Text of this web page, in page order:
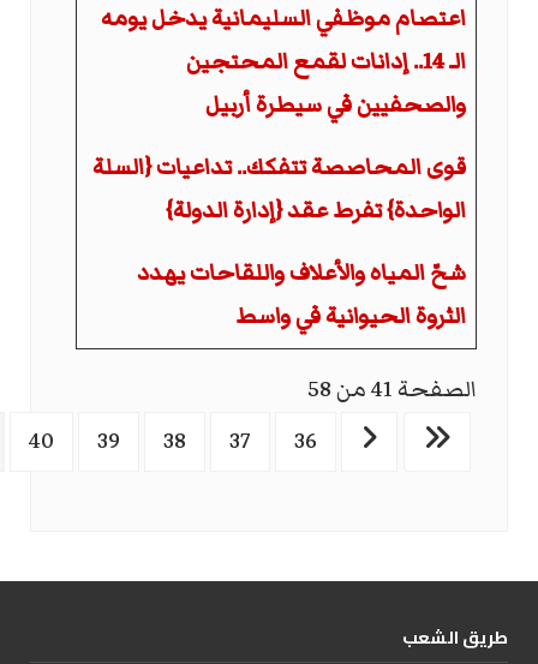
اعتصام موظفي السليمانية يدخل يومه
الـ 14.. إدانات لقمع المحتجين
والصحفيين في سيطرة أربيل
قوى المحاصصة تتفكك.. تداعيات {السلة
الواحدة} تفرط عقد {إدارة الدولة}
شحّ المياه والأعلاف واللقاحات يهدد
الثروة الحيوانية في واسط
الصفحة 41 من 58
36
37
38
39
40
طریق الشعب